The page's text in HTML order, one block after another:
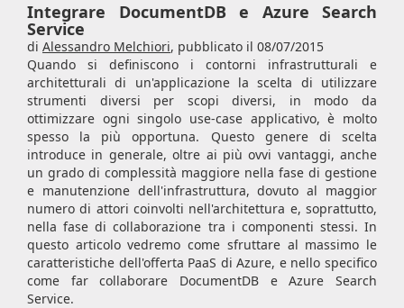
Integrare DocumentDB e Azure Search
Service
di Alessandro Melchiori, pubblicato il 08/07/2015
Quando si definiscono i contorni infrastrutturali e
architetturali di un'applicazione la scelta di utilizzare
strumenti diversi per scopi diversi, in modo da
ottimizzare ogni singolo use-case applicativo, è molto
spesso la più opportuna. Questo genere di scelta
introduce in generale, oltre ai più ovvi vantaggi, anche
un grado di complessità maggiore nella fase di gestione
e manutenzione dell'infrastruttura, dovuto al maggior
numero di attori coinvolti nell'architettura e, soprattutto,
nella fase di collaborazione tra i componenti stessi. In
questo articolo vedremo come sfruttare al massimo le
caratteristiche dell'offerta PaaS di Azure, e nello specifico
come far collaborare DocumentDB e Azure Search
Service.